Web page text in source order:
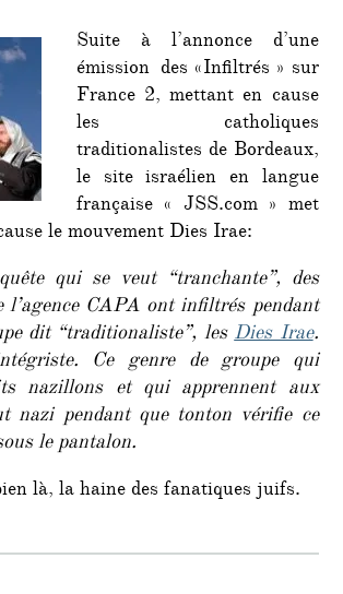
Dies
Irae
de
«
et
«
Suite à l’annonce d’une
émission des «Infiltrés » sur
France 2, mettant en cause
les catholiques
traditionalistes de Bordeaux,
le site israélien en langue
française « JSS.com » met
le mouvement Dies Irae:
qui se veut “tranchante”, des
CAPA ont infiltrés pendant
dit “traditionaliste”, lesDies Irae.
Ce genre de groupe qui
nazillons et qui apprennent aux
nazi pendant que tonton vérifie ce
le pantalon.
là, la haine des fanatiques juifs.